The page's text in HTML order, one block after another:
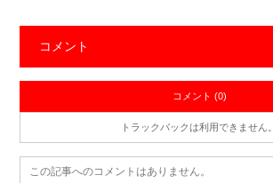
コメント
コメント (0)
トラックバックは利用できません。
この記事へのコメントはありません。